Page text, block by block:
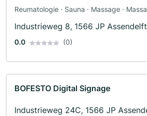
Reumatologie · Sauna · Massage ·
Industrieweg 8, 1566 JP Assendelft
0.0 (0)
BOFESTO Digital Signage
Industrieweg 24C, 1566 JP